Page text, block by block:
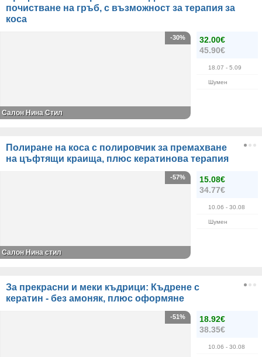
почистване на гръб, с възможност за терапия за
коса
32.00€
45.90€
18.07 - 5.09
Шумен
-30%
Салон Нина Стил
Полиране на коса с полировчик за премахване
на цъфтящи краища, плюс кератинова терапия
15.08€
34.77€
10.06 - 30.08
Шумен
-57%
Салон Нина стил
За прекрасни и меки къдрици: Къдрене с
кератин - без амоняк, плюс оформяне
18.92€
38.35€
10.06 - 30.08
-51%